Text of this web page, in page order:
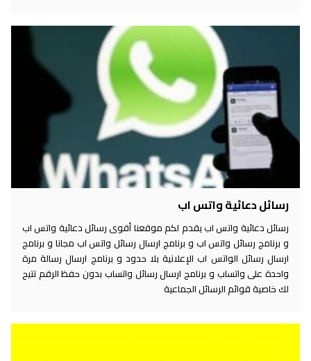
رسائل دعائية واتس اب
رسائل دعائية واتس اب يقدم لكم موقعنا أقوى رسائل دعائية واتس اب
و برنامج رسائل واتس اب و برنامج ارسال رسائل واتس اب مجانا و برنامج
ارسال رسائل الواتس اب الإعلانية بلا حدود و برنامج ارسال رسالة مرة
واحدة على واتساب و برنامج ارسال رسائل واتساب بدون حفظ الرقم تتيح
لك خاصية قوائم الرسائل الجماعية